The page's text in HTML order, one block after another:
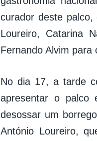
curador deste
Loureiro, Catarina
Fernando Alvim
No dia 17, a tarde
apresentar o palco
desossar um
António Loureiro,